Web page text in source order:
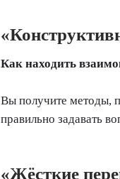
Как находить
Вы получите методы,
правильно задавать
«Жёсткие